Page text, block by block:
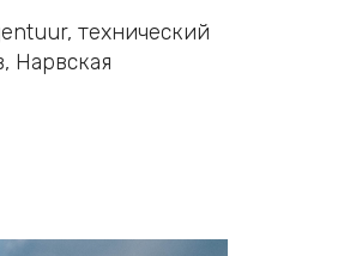
технический
Нарвская